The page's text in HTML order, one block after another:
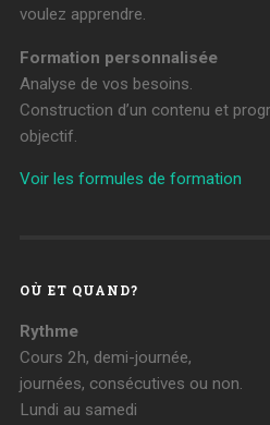
voulez apprendre.
Formation personnalisée
Analyse de vos besoins.
Construction d’un contenu et
objectif.
Voir les formules de formation
OÙ ET QUAND?
Rythme
Cours 2h, demi-journée,
journées, consécutives ou non.
Lundi au samedi